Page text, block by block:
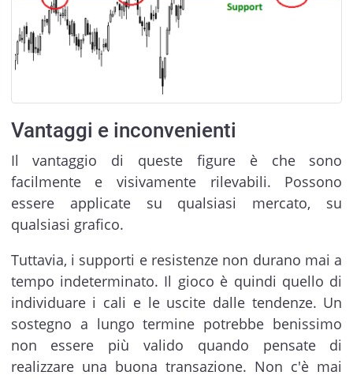
Vantaggi e inconvenienti
Il vantaggio di queste figure è che sono
facilmente e visivamente rilevabili. Possono
essere applicate su qualsiasi mercato, su
qualsiasi grafico.
Tuttavia, i supporti e resistenze non durano mai a
tempo indeterminato. Il gioco è quindi quello di
individuare i cali e le uscite dalle tendenze. Un
sostegno a lungo termine potrebbe benissimo
non essere più valido quando pensate di
realizzare una buona transazione. Non c'è mai